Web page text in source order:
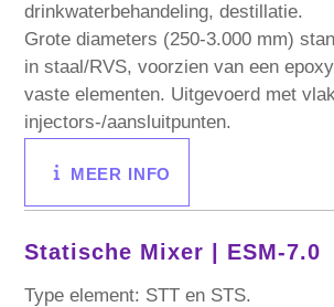
drinkwaterbehandeling, destillatie.
Grote diameters (250-3.000 mm)
in staal/RVS, voorzien van een
vaste elementen. Uitgevoerd met
injectors-/aansluitpunten.
MEER INFO
Statische Mixer | ESM-7.0
Type element: STT en STS.